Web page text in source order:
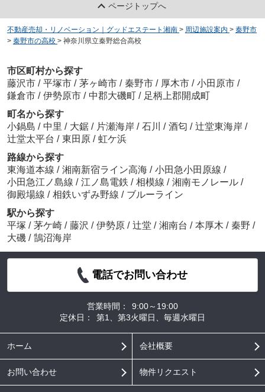
ページトップへ
不動産売却・リノベーション｜グッドエステート湘南 > 周辺施設案内 > 秦野市
> 秦野市の高校 > 神奈川県立秦野総合高校
市区町村から探す
藤沢市 / 平塚市 / 茅ヶ崎市 / 秦野市 / 厚木市 / 小田原市 /
鎌倉市 / 伊勢原市 / 中郡大磯町 / 足柄上郡開成町
町名から探す
小鍋島 / 中里 / 大鋸 / 片瀬海岸 / 石川 / 酒匂 / 辻堂東海岸 /
辻堂太平台 / 東田原 / 虹ケ浜
路線から探す
東海道本線 / 湘南新宿ライン高海 / 小田急小田原線 /
小田急江ノ島線 / 江ノ島電鉄 / 相模線 / 湘南モノレール /
御殿場線 / 相鉄いずみ野線 / ブルーライン
駅から探す
平塚 / 茅ケ崎 / 藤沢 / 伊勢原 / 辻堂 / 湘南台 / 本厚木 / 秦野 /
大磯 / 鵠沼海岸
電話でお問い合わせ
営業時間：
9:00～19:00
定休日：
第1、第3火曜日、毎週水曜日
ホーム 会社概要
お問い合わせ 物件リクエスト